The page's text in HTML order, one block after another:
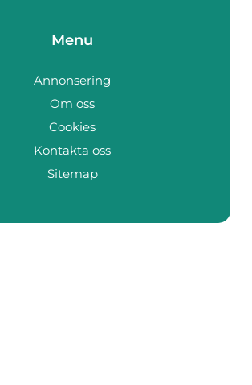
Menu
Annonsering
Om oss
Cookies
Kontakta oss
Sitemap